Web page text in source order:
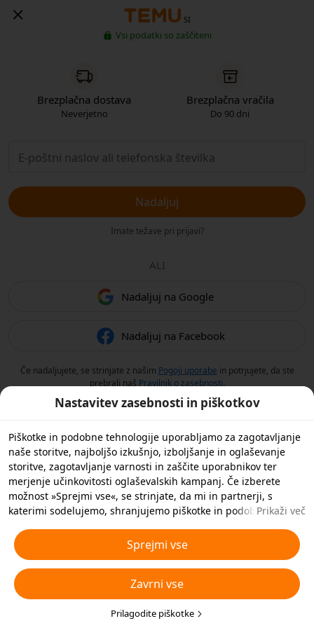
SI
Vsi podatki so zaščiteni
Brezplačna dostava
Neverjetno
Brezplačna vračila
Do 90 dni
Nadaljuj
Imate težave pri prijavi?
ALI
Nadaljuj na Google
Nadaljuj na Facebook
Če nadaljujete, se strinjate z našim Pogoji uporabe in potrjujete, da ste
prebrali naš Pravilnik o zasebnosti.
Nastavitev zasebnosti in piškotkov
Piškotke in podobne tehnologije uporabljamo za zagotavljanje
naše storitve, najboljšo izkušnjo, izboljšanje in oglaševanje
storitve, zagotavljanje varnosti in zaščite uporabnikov ter
merjenje učinkovitosti oglaševalskih kampanj. Če izberete
možnost »Sprejmi vse«, se strinjate, da mi in partnerji, s
katerimi sodelujemo, shranjujemo piškotke in podobne
na »Prilagodi piškotke« spodaj ali kadar koli v nastavitvah
zasebnosti lahko zavrnete vse nebistvene piškotke ali izberete,
katere vrste piškotkov želite sprejeti ali onemogočiti. Za več
podrobnosti si oglejte našPravilnik o piškotkih in podobnih
tehnologijah.
Prikaži več
Sprejmi vse
Zavrni vse
Prilagodite piškotke